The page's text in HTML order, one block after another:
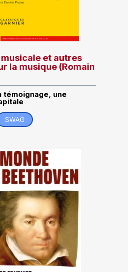
et autres
la musique (Romain
témoignage, une
SWAG